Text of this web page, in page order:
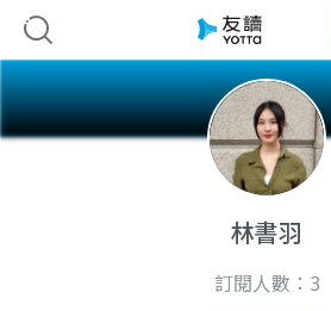
林書羽
訂閱人數： 3